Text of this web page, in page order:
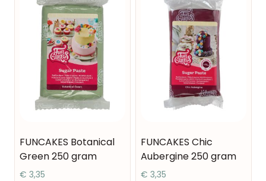
FUNCAKES Botanical
Green 250 gram
€ 3,35
FUNCAKES Chic
Aubergine 250 gram
€ 3,35